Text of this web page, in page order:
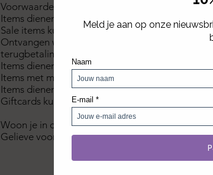
Voorwaarden retourneren:
Items dienen binnen 14 dagen na ontvangst
Sale items kunnen niet geretourneerd worden.
Ontvangen wij jouw retour buiten 14 dagen,
terugbetaling. Wij kunnen deze dan terug aan
Items dienen in originele staat (inclusief labels)
Items met make-up vlekken of parfumgeur etc.
Items dienen ongedragen/ongebruikt te
Giftcards kunnen nooit geretourneerd worden.
Woon je in de buurt van onze winkel? Dan mag
Gelieve vooraf een seintje te geven!